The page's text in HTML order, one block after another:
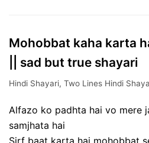
Mohobbat kaha karta
|| sad but true shayari
Hindi Shayari, Two Lines Hindi
Alfazo ko padhta hai vo mere
samjhata hai
Sirf baat karta hai mohobbat